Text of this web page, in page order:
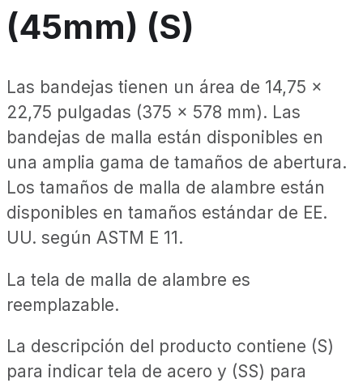
(45mm) (S)
Las bandejas tienen un área de 14,75 x
22,75 pulgadas (375 x 578 mm). Las
bandejas de malla están disponibles en
una amplia gama de tamaños de abertura.
Los tamaños de malla de alambre están
disponibles en tamaños estándar de EE.
UU. según ASTM E 11.
La tela de malla de alambre es
reemplazable.
La descripción del producto contiene (S)
para indicar tela de acero y (SS) para